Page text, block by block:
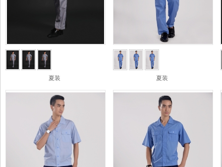
夏装 夏装